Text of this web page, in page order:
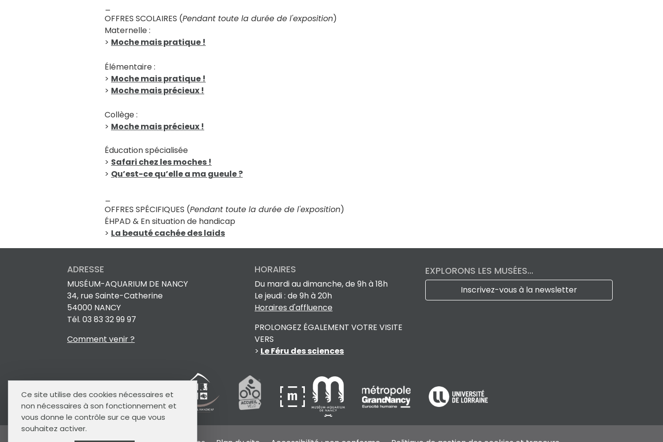
Ce site utilise des cookies nécessaires et
non nécessaires à son fonctionnement et
vous donne le contrôle sur ce que vous
souhaitez activer.
OFFRES SCOLAIRES (Pendant toute la durée de l'exposition)
Maternelle :
> Moche mais pratique !
Élémentaire :
> Moche mais pratique !
> Moche mais précieux !
Collège :
> Moche mais précieux !
Éducation spécialisée
> Safari chez les moches !
> Qu’est-ce qu’elle a ma gueule ?
OFFRES SPÉCIFIQUES (Pendant toute la durée de l'exposition)
ÉHPAD & En situation de handicap
> La beauté cachée des laids
ADRESSE
MUSÉUM-AQUARIUM DE NANCY
34, rue Sainte-Catherine
54000 NANCY
Tél. 03 83 32 99 97
Comment venir ?
HORAIRES
Du mardi au dimanche, de 9h à 18h
Le jeudi : de 9h à 20h
Horaires d'affluence
PROLONGEZ ÉGALEMENT VOTRE VISITE
VERS
> Le Féru des sciences
EXPLORONS LES MUSÉES...
Inscrivez-vous à la newsletter